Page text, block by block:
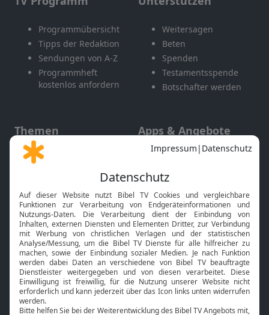
Programmübersicht
Tipps der Redaktion
Sendungen von A-Z
Programmheft
kostenlos anfordern
Weitersagen
Beten
Spenden
Testamentsspende
Botschafter werden
Themen
Gott und Bibel erklärt
Neuigkeiten
Apps & Angebote
Mobile App
Smart TV
HbbTV
Bibelthek Online-Bibel
Nächster Gottesdienst
Bibel TV Service